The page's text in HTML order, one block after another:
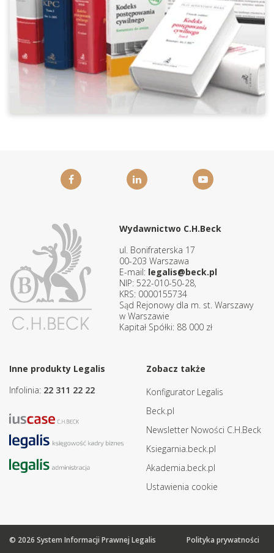
Wydawnictwo C.H.Beck
ul. Bonifraterska 17
00-203 Warszawa
E-mail: legalis@beck.pl
NIP: 522-010-50-28,
KRS: 0000155734
Sąd Rejonowy dla m. st. Warszawy
w Warszawie
Kapitał Spółki: 88 000 zł
Inne produkty Legalis
Infolinia: 22 311 22 22
Zobacz także
Konfigurator Legalis
Beck.pl
Newsletter Nowości C.H.Beck
Ksiegarnia.beck.pl
Akademia.beck.pl
Ustawienia cookie
© 2026 System Informacji Prawnej Legalis Polityka prywatności